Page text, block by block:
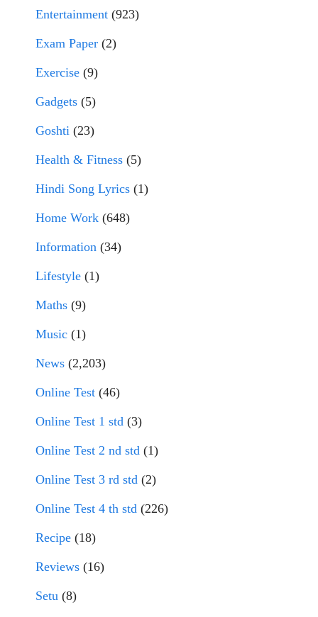
Entertainment (923)
Exam Paper (2)
Exercise (9)
Gadgets (5)
Goshti (23)
Health & Fitness (5)
Hindi Song Lyrics (1)
Home Work (648)
Information (34)
Lifestyle (1)
Maths (9)
Music (1)
News (2,203)
Online Test (46)
Online Test 1 std (3)
Online Test 2 nd std (1)
Online Test 3 rd std (2)
Online Test 4 th std (226)
Recipe (18)
Reviews (16)
Setu (8)